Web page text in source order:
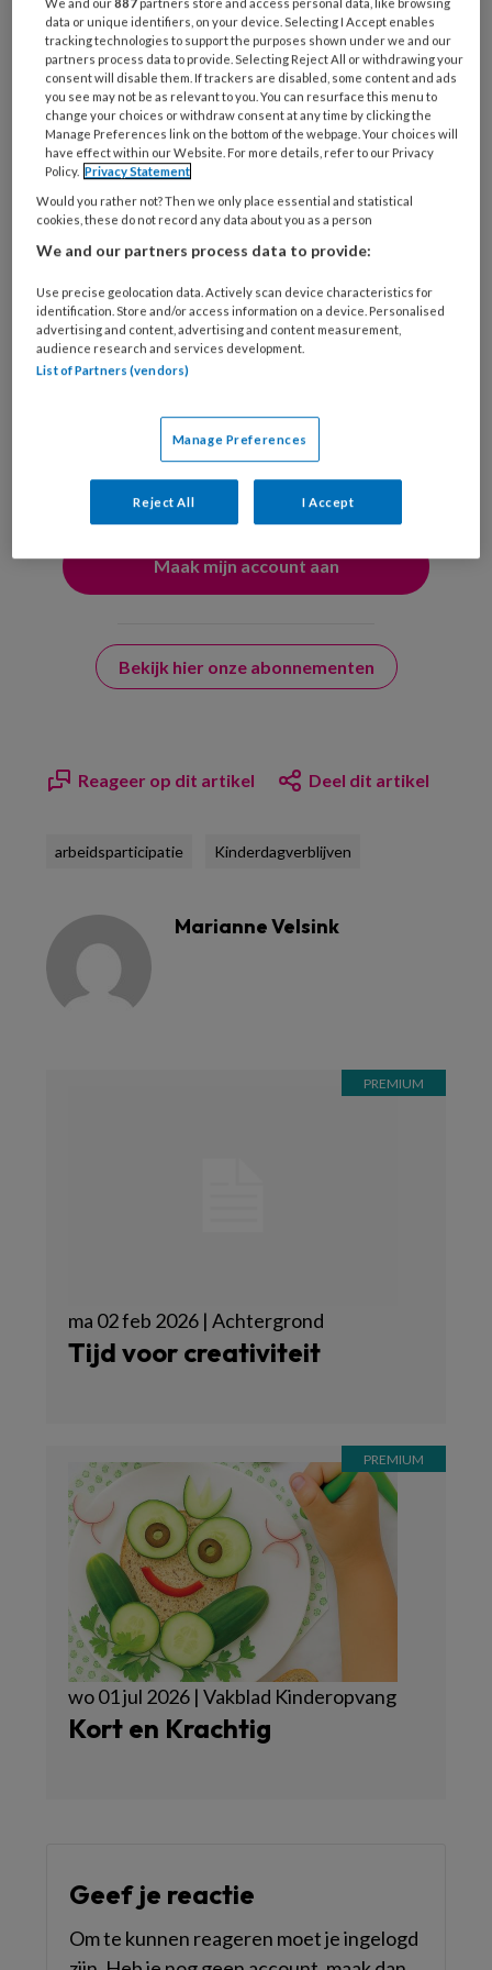
Bij
welke
organisatie
werk
je?
Untitled
Ontvang 2x per week de
KinderopvangTotaal nieuwsbrief
Ontvang iedere zondag het
Management Kinderopvang
Weekoverzicht
Ja, ik geef toestemming voor e-mails
van KinderopvangTotaal en
Springer Media B.V.
Uw bovenstaande gegevens kunnen worden toegevoegd aan
?
Bekijk hier onze abonnementen
Reageer op dit artikel Deel dit artikel
arbeidsparticipatie Kinderdagverblijven
Marianne Velsink
ma 02 feb 2026 | Achtergrond
Tijd voor creativiteit
wo 01 jul 2026 | Vakblad Kinderopvang
Kort en Krachtig
Geef je reactie
Om te kunnen reageren moet je ingelogd
data or unique identifiers, on your device. Selecting I Accept enables
tracking technologies to support the purposes shown under we and our
partners process data to provide. Selecting Reject All or withdrawing your
consent will disable them. If trackers are disabled, some content and ads
you see may not be as relevant to you. You can resurface this menu to
change your choices or withdraw consent at any time by clicking the
Manage Preferences link on the bottom of the webpage. Your choices will
have effect within our Website. For more details, refer to our Privacy
Policy. Privacy Statement
Would you rather not? Then we only place essential and statistical
cookies, these do not record any data about you as a person
We and our partners process data to provide:
Use precise geolocation data. Actively scan device characteristics for
identification. Store and/or access information on a device. Personalised
advertising and content, advertising and content measurement,
audience research and services development.
List of Partners (vendors)
Manage Preferences
Reject All I Accept